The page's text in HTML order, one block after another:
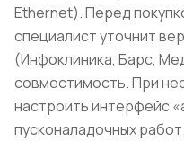
Ethernet). Перед
специалист уточнит
(Инфоклиника, Барс,
совместимость. При
настроить интерфейс
пусконаладочных